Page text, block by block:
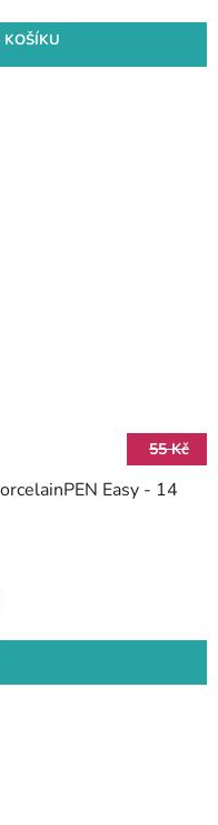
KOŠÍKU
55 Kč
Easy - 14